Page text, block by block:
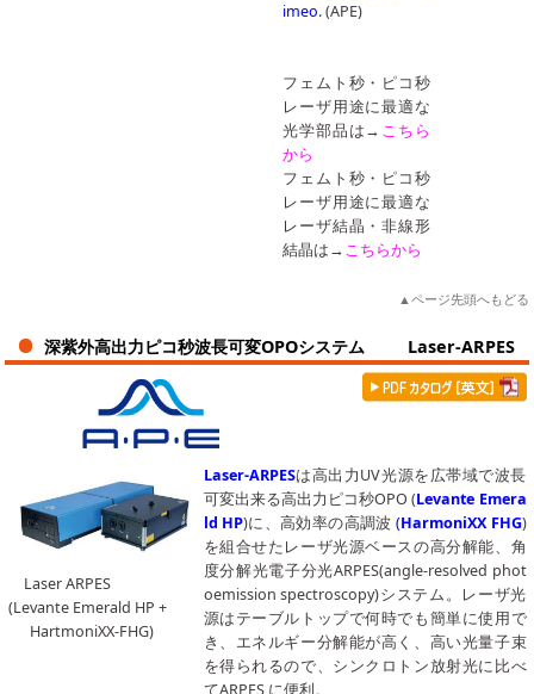
imeo. (APE)
フェムト秒・ピコ秒
レーザ用途に最適な
光学部品は→ こちら
から
フェムト秒・ピコ秒
レーザ用途に最適な
レーザ結晶・非線形
結晶は→こちらから
▲ページ先頭へもどる
深紫外高出力ピコ秒波長可変OPOシステム Laser-ARPES
Laser ARPES
(Levante Emerald HP +
HartmoniXX-FHG)
Laser-ARPESは高出力UV光源を広帯域で波長
可変出来る高出力ピコ秒OPO (Levante Emera
ld HP)に、高効率の高調波(HarmoniXX FHG)
を組合せたレーザ光源ベースの高分解能、角
度分解光電子分光ARPES(angle-resolved phot
oemission spectroscopy)システム。レーザ光
源はテーブルトップで何時でも簡単に使用で
き、エネルギー分解能が高く、高い光量子束
を得られるので、シンクロトン放射光に比べ
てARPES に便利。